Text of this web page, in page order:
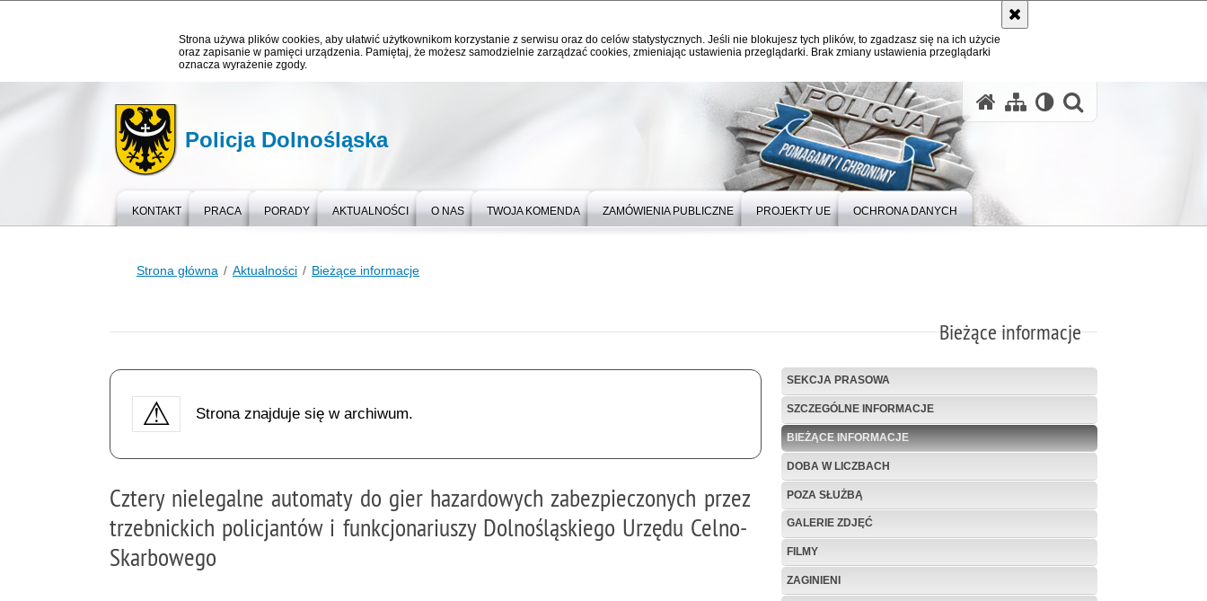
Strona używa plików cookies, aby ułatwić użytkownikom korzystanie z serwisu oraz do celów statystycznych. Jeśli nie blokujesz tych plików, to zgadzasz się na ich użycie
oraz zapisanie w pamięci urządzenia. Pamiętaj, że możesz samodzielnie zarządzać cookies, zmieniając ustawienia przeglądarki. Brak zmiany ustawienia przeglądarki
oznacza wyrażenie zgody.
Policja Dolnośląska
KONTAKT PRACA PORADY AKTUALNOŚCI O NAS TWOJA KOMENDA ZAMÓWIENIA PUBLICZNE PROJEKTY UE OCHRONA DANYCH
Strona główna Aktualności Bieżące informacje
Bieżące informacje
Strona znajduje się w archiwum.
Cztery nielegalne automaty do gier hazardowych zabezpieczonych przez
trzebnickich policjantów i funkcjonariuszy Dolnośląskiego Urzędu Celno-
Skarbowego
SEKCJA PRASOWA
SZCZEGÓLNE INFORMACJE
BIEŻĄCE INFORMACJE
DOBA W LICZBACH
POZA SŁUŻBĄ
GALERIE ZDJĘĆ
FILMY
ZAGINIENI